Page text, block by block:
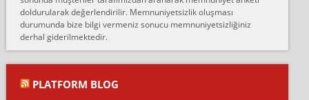
Fatih kokmese:
Diyarbakır dan eşyamı getirtmek için anlaştım sözleşme yaptım.
Son anda fiyat artırdılar.. mecburiyetten tasittim.. bu kişiler ağrılı
Ali:
doldurularak değerlendirilir. Memnuniyetsizlik oluşması
durumunda bize bilgi vermeniz sonucu memnuniyetsizliğiniz
derhal giderilmektedir.
PLATFORM BLOG